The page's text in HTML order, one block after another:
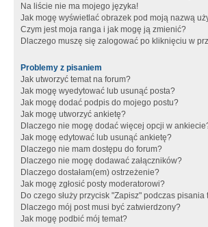
Na liście nie ma mojego języka!
Jak mogę wyświetlać obrazek pod moją nazwą
Czym jest moja ranga i jak mogę ją zmienić?
Dlaczego muszę się zalogować po kliknięciu w
Problemy z pisaniem
Jak utworzyć temat na forum?
Jak mogę wyedytować lub usunąć posta?
Jak mogę dodać podpis do mojego postu?
Jak mogę utworzyć ankietę?
Dlaczego nie mogę dodać więcej opcji w
Jak mogę edytować lub usunąć ankietę?
Dlaczego nie mam dostępu do forum?
Dlaczego nie mogę dodawać załączników?
Dlaczego dostałam(em) ostrzeżenie?
Jak mogę zgłosić posty moderatorowi?
Do czego służy przycisk "Zapisz" podczas pisania
Dlaczego mój post musi być zatwierdzony?
Jak mogę podbić mój temat?